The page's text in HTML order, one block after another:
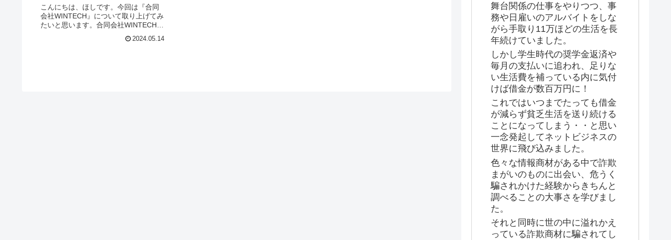
こんにちは、ほしです。今回は『合同
会社WINTECH』について取り上げてみ
たいと思います。合同会社WINTECHと
営する会社です。それでは、実態を検
2024.05.14
舞台関係の仕事をやりつつ、事
務や日雇いのアルバイトをしな
がら手取り11万ほどの生活を長
年続けていました。
しかし学生時代の奨学金返済や
毎月の支払いに追われ、足りな
い生活費を補っている内に気付
けば借金が数百万円に！
これではいつまでたっても借金
が減らず貧乏生活を送り続ける
ことになってしまう・・と思い
一念発起してネットビジネスの
世界に飛び込みました。
色々な情報商材がある中で詐欺
まがいのものに出会い、危うく
騙されかけた経験からきちんと
調べることの大事さを学びまし
た。
それと同時に世の中に溢れかえ
っている詐欺商材に騙されてし